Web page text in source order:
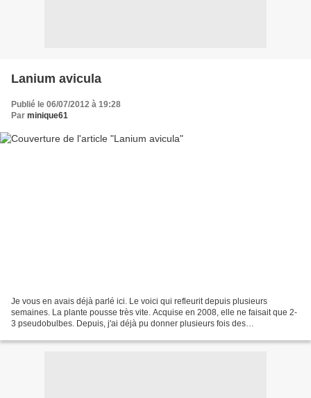
Lanium avicula
Publié le 06/07/2012 à 19:28
Par minique61
Je vous en avais déjà parlé ici. Le voici qui refleurit depuis plusieurs
semaines. La plante pousse très vite. Acquise en 2008, elle ne faisait que 2-
3 pseudobulbes. Depuis, j'ai déjà pu donner plusieurs fois des